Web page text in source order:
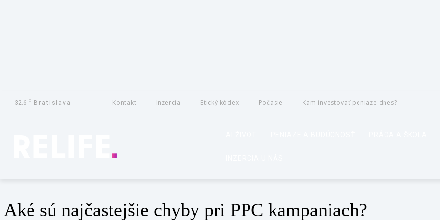
32.6 C Bratislava Kontakt Inzercia Etický kódex Počasie Kam investovať peniaze dnes?
Aké sú najčastejšie chyby pri PPC kampaniach?